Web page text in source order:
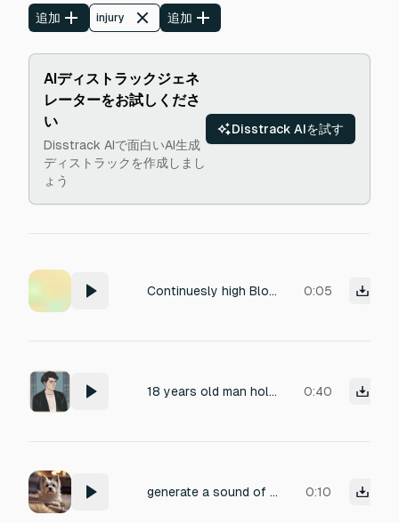
追加 injury 追加
AIディストラックジェネ
レーターをお試しくださ
い
Disstrack AIで面白いAI生成
ディストラックを作成しまし
ょう
Disstrack AIを試す
Continuesly high Blood flowing from mouth 0:05
18 years old man holding the groaning while breathing with mouth close 0:40
generate a sound of weak injured dog no barking dog in pain. 0:10